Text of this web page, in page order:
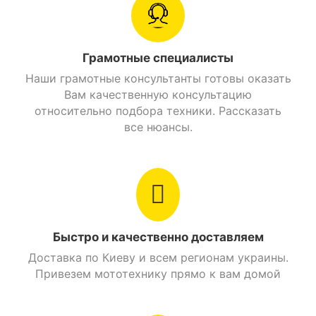
Также стоит выделить наличие балансировочного
Страна производитель Китай
Возрастная группа от 12 лет
Производитель Spark
Посадочных мест 1
Грузоподьемность 90 кг.
Грамотные специалисты
Наши грамотные консультанты готовы оказать
Вам качественную консультацию
относительно подбора техники. Рассказать
все нюансы.
Быстро и качественно доставляем
Доставка по Киеву и всем регионам украины.
Привезем мототехнику прямо к вам домой